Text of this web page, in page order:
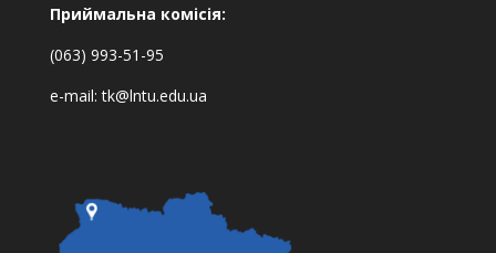
Приймальна комісія:
(063) 993-51-95
e-mail:tk@lntu.edu.ua